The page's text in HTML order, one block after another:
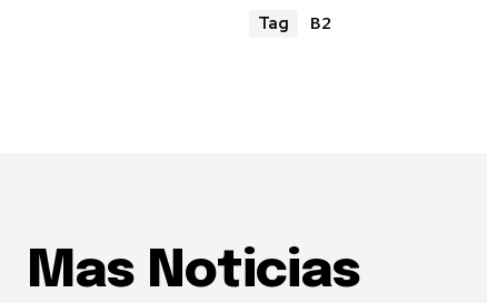
Tag B2
Mas Noticias